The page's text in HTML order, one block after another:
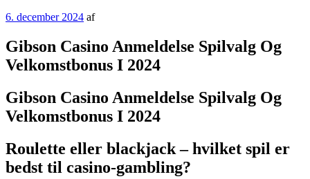
Udgivet
6. december 2024 af
Gibson Casino Anmeldelse Spilvalg Og
Velkomstbonus I 2024
Gibson Casino Anmeldelse Spilvalg Og
Velkomstbonus I 2024
Roulette eller blackjack – hvilket spil er
bedst til casino-gambling?